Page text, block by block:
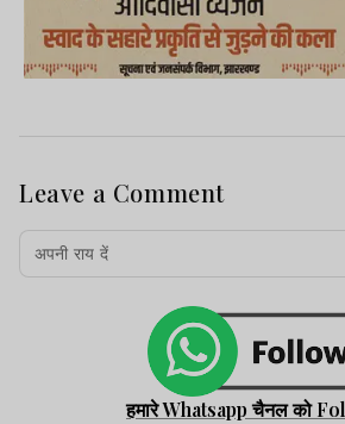
Leave a Comment
हमारे Whatsapp चैनल को